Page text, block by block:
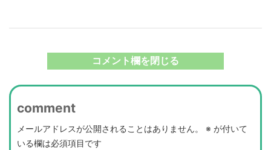
コメント欄を閉じる
comment
メールアドレスが公開されることはありません。 ※ が付いて
いる欄は必須項目です